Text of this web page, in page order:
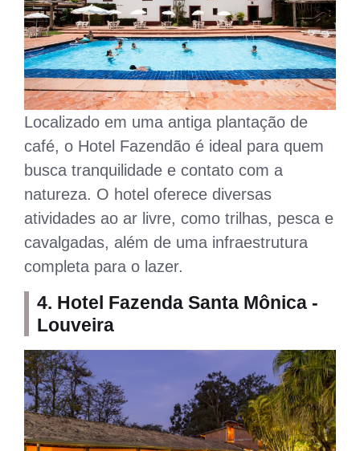
Localizado em uma antiga plantação de
café, o Hotel Fazendão é ideal para quem
busca tranquilidade e contato com a
natureza. O hotel oferece diversas
atividades ao ar livre, como trilhas, pesca e
cavalgadas, além de uma infraestrutura
completa para o lazer.
4. Hotel Fazenda Santa Mônica -
Louveira